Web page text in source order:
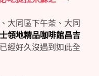
大同區下午茶、大同
領地精品咖啡館昌吉
經好久沒遇到如此全